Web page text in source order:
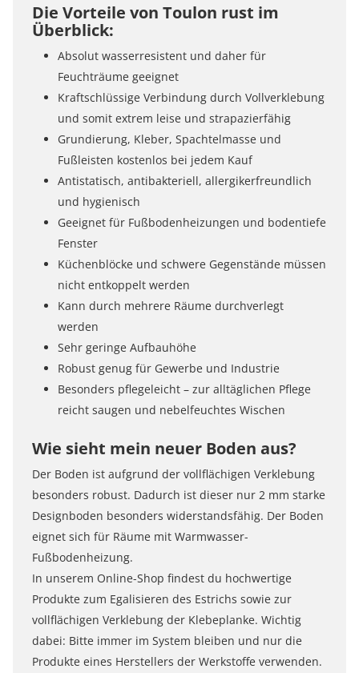
Die Vorteile von Toulon rust im
Überblick:
Absolut wasserresistent und daher für
Feuchträume geeignet
Kraftschlüssige Verbindung durch Vollverklebung
und somit extrem leise und strapazierfähig
Grundierung, Kleber, Spachtelmasse und
Fußleisten kostenlos bei jedem Kauf
Antistatisch, antibakteriell, allergikerfreundlich
und hygienisch
Geeignet für Fußbodenheizungen und bodentiefe
Fenster
Küchenblöcke und schwere Gegenstände müssen
nicht entkoppelt werden
Kann durch mehrere Räume durchverlegt
werden
Sehr geringe Aufbauhöhe
Robust genug für Gewerbe und Industrie
Besonders pflegeleicht – zur alltäglichen Pflege
reicht saugen und nebelfeuchtes Wischen
Wie sieht mein neuer Boden aus?
Der Boden ist aufgrund der vollflächigen Verklebung
besonders robust. Dadurch ist dieser nur 2 mm starke
Designboden besonders widerstandsfähig. Der Boden
eignet sich für Räume mit Warmwasser-
Fußbodenheizung.
In unserem Online-Shop findest du hochwertige
Produkte zum Egalisieren des Estrichs sowie zur
vollflächigen Verklebung der Klebeplanke. Wichtig
dabei: Bitte immer im System bleiben und nur die
Produkte eines Herstellers der Werkstoffe verwenden.